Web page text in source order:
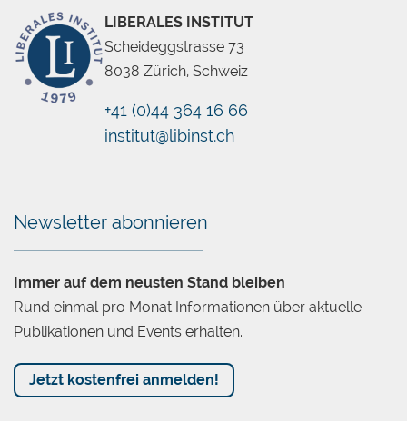
Chatbot
LIBERALES INSTITUT
Scheideggstrasse 73
8038 Zürich, Schweiz
+41 (0)44 364 16 66
institut@libinst.ch
Newsletter abonnieren
Immer auf dem neusten Stand bleiben
Rund einmal pro Monat Informationen über aktuelle
Publikationen und Events erhalten.
Jetzt kostenfrei anmelden!